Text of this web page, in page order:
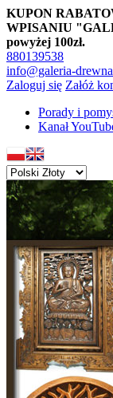
KUPON
WPISANIU
powyżej 100zł.
880139538
info@galeria-
Zaloguj się Załóż
Porady i
Kanał